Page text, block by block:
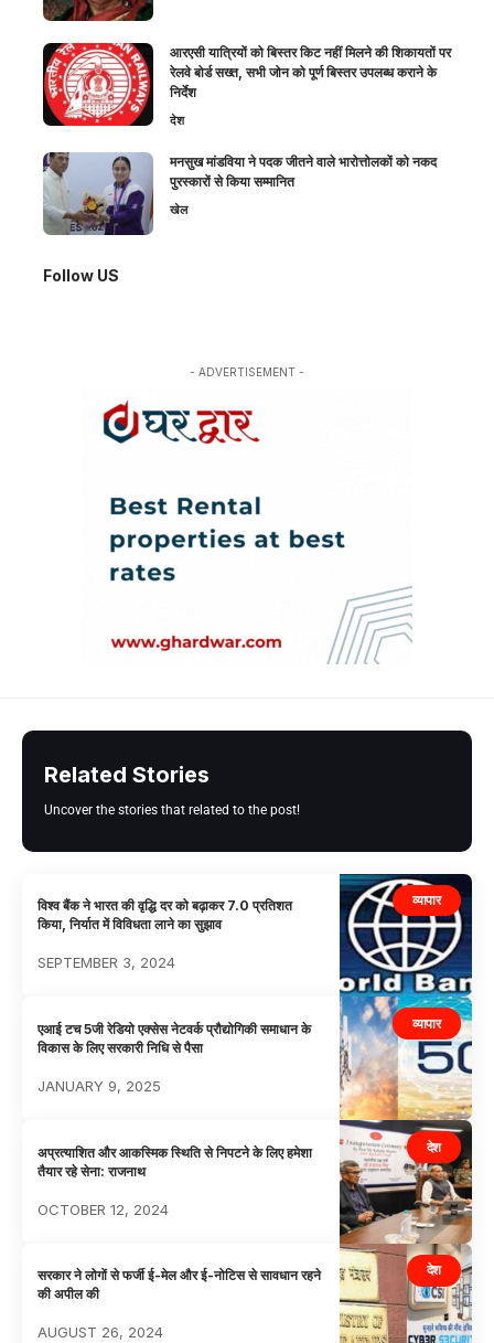
आरएसी यात्रियों को बिस्तर किट नहीं मिलने की शिकायतों पर
रेलवे बोर्ड सख्त, सभी जोन को पूर्ण बिस्तर उपलब्ध कराने के
निर्देश
देश
मनसुख मांडविया ने पदक जीतने वाले भारोत्तोलकों को नकद
पुरस्कारों से किया सम्मानित
खेल
Follow US
- ADVERTISEMENT -
Related Stories
Uncover the stories that related to the post!
व्यापार
विश्व बैंक ने भारत की वृद्धि दर को बढ़ाकर 7.0 प्रतिशत
किया, निर्यात में विविधता लाने का सुझाव
SEPTEMBER 3, 2024
व्यापार
एआई टच 5जी रेडियो एक्सेस नेटवर्क प्रौद्योगिकी समाधान के
विकास के लिए सरकारी निधि से पैसा
JANUARY 9, 2025
देश
अप्रत्याशित और आकस्मिक स्थिति से निपटने के लिए हमेशा
तैयार रहे सेना: राजनाथ
OCTOBER 12, 2024
देश
सरकार ने लोगों से फर्जी ई-मेल और ई-नोटिस से सावधान रहने
की अपील की
AUGUST 26, 2024